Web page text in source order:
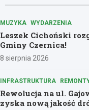
MUZYKA WYDARZENIA
Leszek Cichoński
Gminy Czernica!
8 sierpnia 2026
INFRASTRUKTURA
Rewolucja na ul.
zyska nową jakość